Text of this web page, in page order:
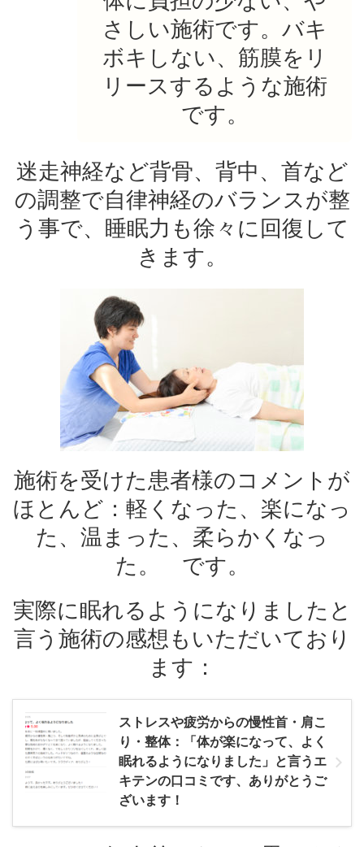
さしい施術です。バキ
ボキしない、筋膜をリ
リースするような施術
です。
迷走神経など背骨、背中、首など
の調整で自律神経のバランスが整
う事で、睡眠力も徐々に回復して
きます。
施術を受けた患者様のコメントが
ほとんど：軽くなった、楽になっ
た、温まった、柔らかくなっ
た。 です。
実際に眠れるようになりましたと
言う施術の感想もいただいており
ます：
ストレスや疲労からの慢性首・肩こ
り・整体：「体が楽になって、よく
眠れるようになりました」と言うエ
キテンの口コミです、ありがとうご
ざいます！